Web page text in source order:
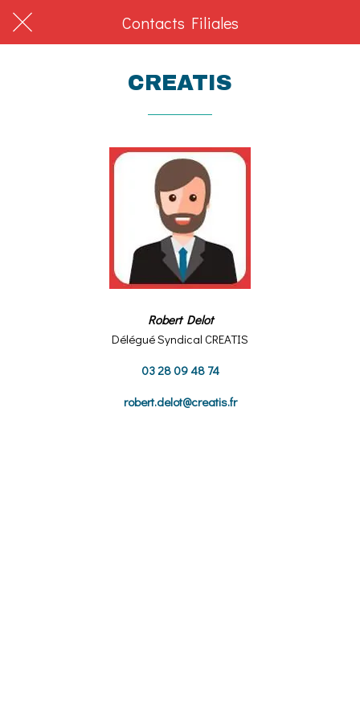
Contacts Filiales
CREATIS
Robert Delot
DéléguéSyndical CREATIS
03 28 09 48 74
robert.delot@creatis.fr